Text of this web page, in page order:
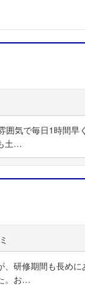
フォローし
気で毎日1時間早
土…
研修期間も長め
。お…